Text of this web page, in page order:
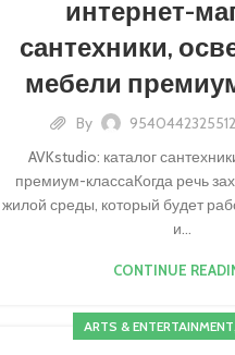
интернет-
сантехники,
мебели
By
AVKstudio: каталог
премиум-классаКогда речь
жилой среды, который будет
и...
CONTINUE
ARTS &